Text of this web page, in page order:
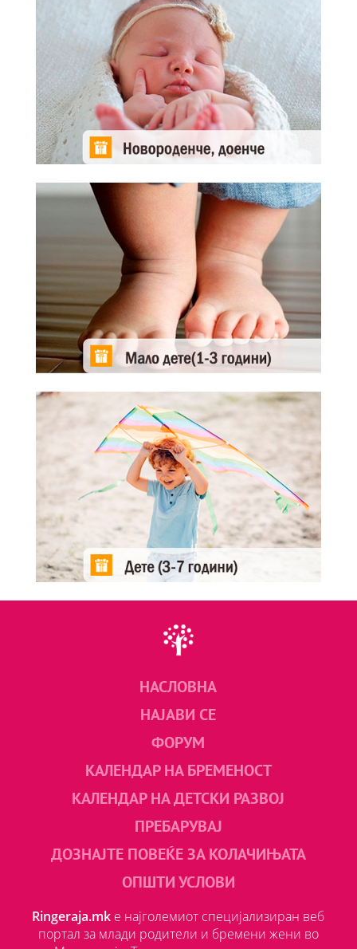
НАСЛОВНА
НАЈАВИ СЕ
ФОРУМ
КАЛЕНДАР НА БРЕМЕНОСТ
КАЛЕНДАР НА ДЕТСКИ РАЗВОЈ
ПРЕБАРУВАЈ
ДОЗНАЈТЕ ПОВЕЌЕ ЗА КОЛАЧИЊАТА
ОПШТИ УСЛОВИ
Ringeraja.mk е најголемиот специјализиран веб
портал за млади родители и бремени жени во